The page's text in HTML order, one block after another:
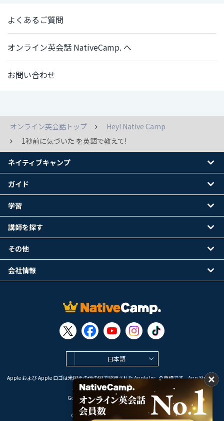
よくあるご質問
オンライン英会話 NativeCamp. へ
お問い合わせ
オンライン英会話トップ
Hey! Native Camp
1秒前に気づいた を英語で教えて!
日本語
Apple および Apple ロゴは米国その他の国で登録された Apple Inc. の商標です。App Store は
Apple Inc. のサービスマークです。
Google Play は Google LLC の商標です。
Copyright © 2026 オンライン英会話
ネイティブキャンプ
ガイド
学習
講師を探す
その他
会社情報